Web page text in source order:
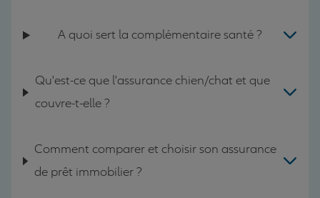
A quoi sert la complémentaire santé ?
Qu'est-ce que l'assurance chien/chat et que
couvre-t-elle ?
Comment comparer et choisir son assurance
de prêt immobilier ?